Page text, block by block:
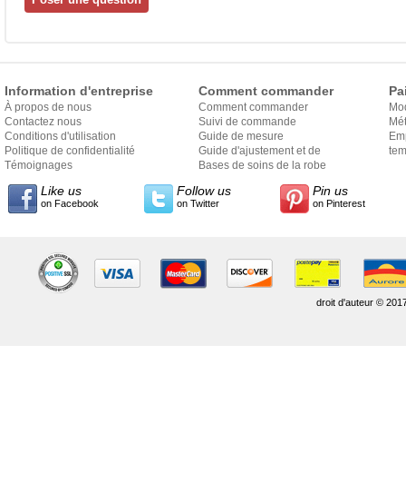
Information d'entreprise
À propos de nous
Contactez nous
Conditions d'utilisation
Politique de confidentialité
Témoignages
Comment commander
Comment commander
Suivi de commande
Guide de mesure
Guide d'ajustement et de
style
Bases de soins de la robe
Like us
on Facebook
Follow us
on Twitter
Pin us
on Pinterest
droit d'auteur ©